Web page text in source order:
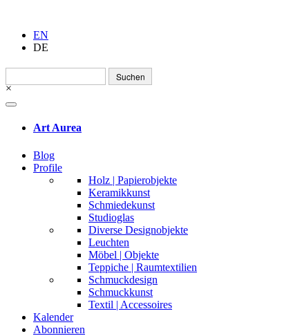
EN
DE
Suchen
nach:
×
Art Aurea
Blog
Profile
Holz | Papierobjekte
Keramikkunst
Schmiedekunst
Studioglas
Diverse Designobjekte
Leuchten
Möbel | Objekte
Teppiche | Raumtextilien
Schmuckdesign
Schmuckkunst
Textil | Accessoires
Kalender
Abonnieren